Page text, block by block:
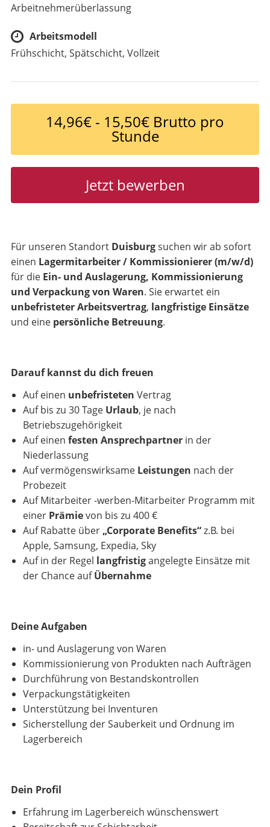
Arbeitnehmerüberlassung
Arbeitsmodell
Frühschicht, Spätschicht, Vollzeit
14,96€ - 15,50€ Brutto pro
Stunde
Jetzt bewerben
Für unseren Standort Duisburgsuchen wir ab sofort
einen Lagermitarbeiter / Kommissionierer (m/w/d)
für die Ein- und Auslagerung, Kommissionierung
und Verpackung von Waren. Sie erwartet ein
unbefristeter Arbeitsvertrag, langfristige Einsätze
und eine persönliche Betreuung.
Darauf kannst du dich freuen
Auf einen unbefristeten Vertrag
Auf bis zu 30 Tage Urlaub, je nach
Betriebszugehörigkeit
Auf einen festen Ansprechpartner in der
Niederlassung
Auf vermögenswirksame Leistungen nach der
Probezeit
Auf Mitarbeiter -werben-Mitarbeiter Programm mit
einer Prämievon bis zu 400 €
Auf Rabatte über „Corporate Benefits“z.B. bei
Apple, Samsung, Expedia, Sky
Auf in der Regel langfristigangelegte Einsätze mit
der Chance aufÜbernahme
Deine Aufgaben
in- und Auslagerung von Waren
Kommissionierung von Produkten nach Aufträgen
Durchführung von Bestandskontrollen
Verpackungstätigkeiten
Unterstützung bei Inventuren
Sicherstellung der Sauberkeit und Ordnung im
Lagerbereich
Dein Profil
Erfahrung im Lagerbereich wünschenswert